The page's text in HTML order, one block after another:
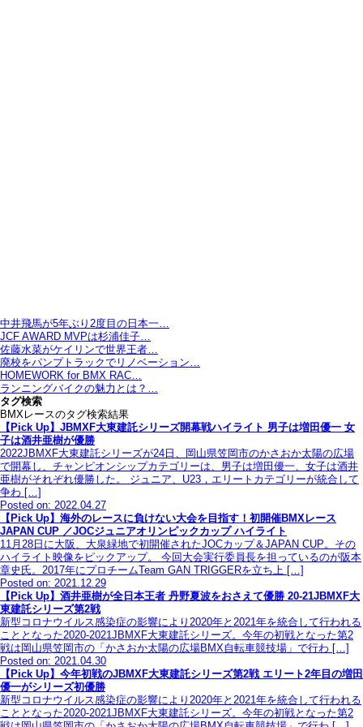
中井飛馬が5年ぶり2度目の日本一…
JCF AWARD MVPは杉浦佳子…
佐藤水菜がケイリンで世界王者…
廃校をパンプトラックでリノベーション…
HOMEWORK for BMX RAC…
ランニングバイクの魅力とは？…
タグ検索
BMXレースのタグ検索結果
【Pick Up】JBMXF大東建託シリーズ開幕戦ハイライト 男子は増田優一 女
子は酒井亜樹が優勝
2022JBMXF大東建託シリーズが24日、岡山県笠岡市のかさおか太陽の広場
で開幕し、チャンピオンシップカテゴリーは、男子は増田優一、女子は酒井
亜樹がそれぞれ優勝した。 ジュニア、U23，エリートカテゴリーが統合して
争わ […]
Posted on: 2022.04.27
【Pick Up】海外のレースに負けない大会を目指す！初開催BMXレース
JAPAN CUP ／JOCジュニアオリンピックカップ ハイライト
11月28日に大阪、大泉緑地で初開催されたJOCカップ＆JAPAN CUP。その
ハイライト映像をピックアップ。 今回大会実行委員長を担っているのが阪本
章史氏。2017年にプロチームTeam GAN TRIGGERを立ち上 […]
Posted on: 2021.12.29
【Pick Up】酒井亜樹が全日本王者 丹野夏波をおさえて優勝 20-21JBMXF大
東建託シリーズ第2戦
新型コロナウイルス感染症の影響により2020年と2021年を統合して行われる
こととなった2020-2021JBMXF大東建託シリーズ。今年の初戦となった第2
戦は岡山県笠岡市の「かさおか太陽の広場BMX自転車競技場」で行わ […]
Posted on: 2021.04.30
【Pick Up】今年初戦のJBMXF大東建託シリーズ第2戦 エリート2年目の増田
優一がシリーズ初優勝
新型コロナウイルス感染症の影響により2020年と2021年を統合して行われる
こととなった2020-2021JBMXF大東建託シリーズ。今年の初戦となった第2